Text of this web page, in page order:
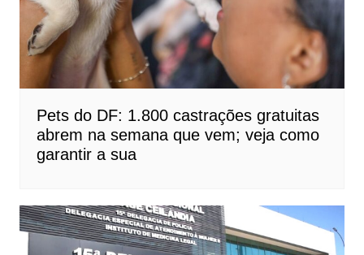
Pets do DF: 1.800 castrações gratuitas
abrem na semana que vem; veja como
garantir a sua